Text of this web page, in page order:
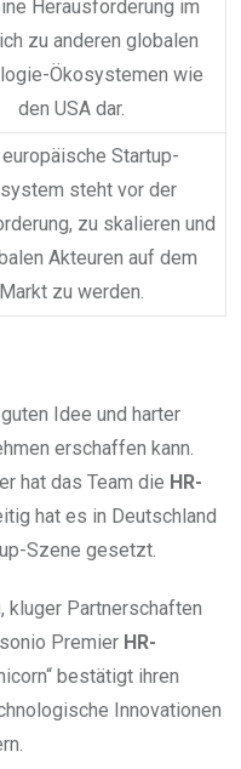
Herausforderung im
zu anderen globalen
Ökosystemen wie
den USA dar.
europäische Startup-
steht vor der
zu skalieren und
Akteuren auf dem
Markt zu werden.
Idee und harter
erschaffen kann.
hat das Team die HR-
hat es in Deutschland
Szene gesetzt.
kluger Partnerschaften
Premier HR-
bestätigt ihren
Innovationen